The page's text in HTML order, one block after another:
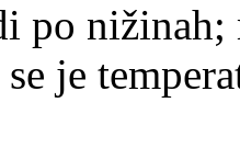
po nižinah;
je